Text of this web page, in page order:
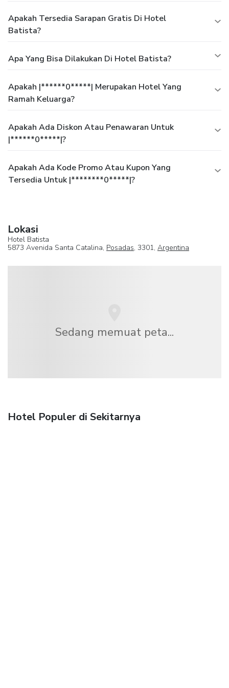
Apakah Tersedia Sarapan Gratis Di Hotel
Batista?
Apa Yang Bisa Dilakukan Di Hotel Batista?
Apakah |******0*****| Merupakan Hotel Yang
Ramah Keluarga?
Apakah Ada Diskon Atau Penawaran Untuk
|******0*****|?
Apakah Ada Kode Promo Atau Kupon Yang
Tersedia Untuk |********0*****|?
Lokasi
Hotel Batista
5873 Avenida Santa Catalina, Posadas, 3301, Argentina
Sedang memuat peta...
Hotel Populer di Sekitarnya